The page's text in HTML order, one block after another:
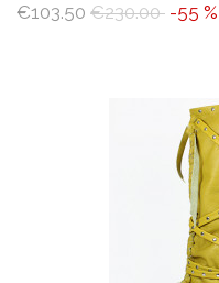
€103.50 €230.00 -55 %